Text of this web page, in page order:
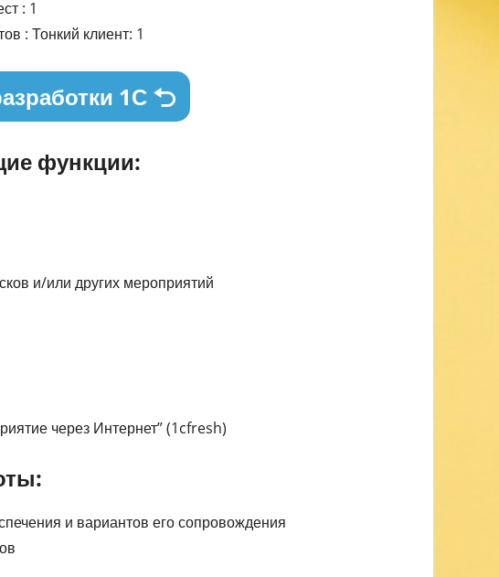
: 1
: Тонкий клиент: 1
1С
функции:
и/или других мероприятий
через Интернет” (1cfresh)
и вариантов его сопровождения